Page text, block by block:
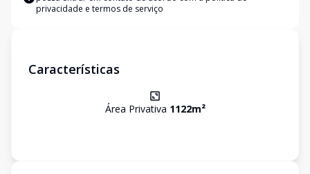
privacidade e termos de serviço
Características
Área Privativa 1122m²